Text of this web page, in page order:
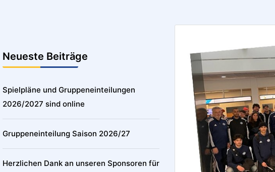
Neueste Beiträge
Spielpläne und Gruppeneinteilungen
2026/2027 sind online
Gruppeneinteilung Saison 2026/27
Herzlichen Dank an unseren Sponsoren für